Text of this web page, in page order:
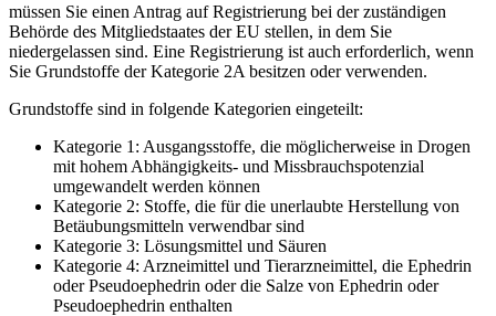
müssen Sie einen Antrag auf Registrierung bei der zuständigen
Behörde des Mitgliedstaates der EU stellen, in dem Sie
niedergelassen sind. Eine Registrierung ist auch erforderlich, wenn
Sie Grundstoffe der Kategorie 2A besitzen oder verwenden.
Grundstoffe sind in folgende Kategorien eingeteilt:
Kategorie 1: Ausgangsstoffe, die möglicherweise in Drogen
mit hohem Abhängigkeits- und Missbrauchspotenzial
umgewandelt werden können
Kategorie 2: Stoffe, die für die unerlaubte Herstellung von
Betäubungsmitteln verwendbar sind
Kategorie 3: Lösungsmittel und Säuren
Kategorie 4: Arzneimittel und Tierarzneimittel, die Ephedrin
oder Pseudoephedrin oder die Salze von Ephedrin oder
Pseudoephedrin enthalten